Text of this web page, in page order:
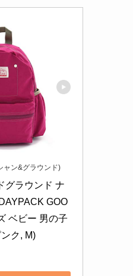
ャン&グラウンド)
グラウンド ナ
GOO
ベビー 男の子
ク, M)